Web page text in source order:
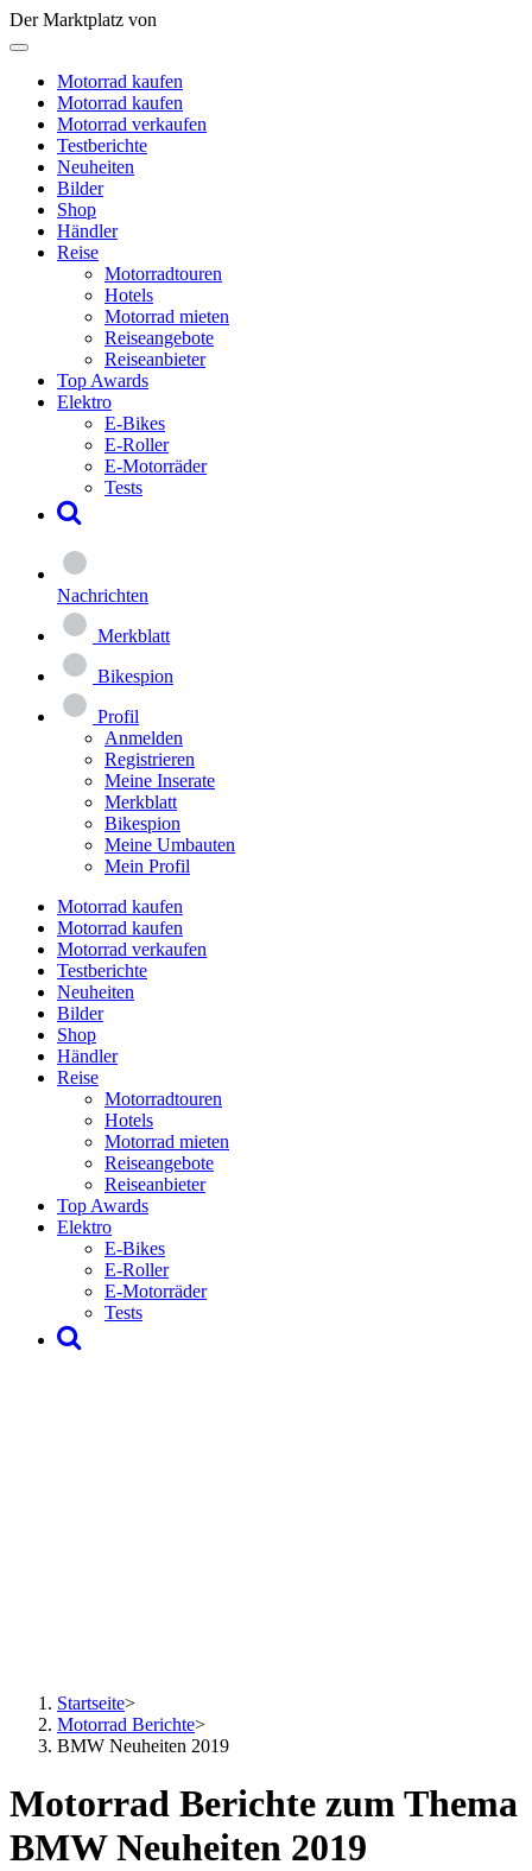
Der Marktplatz von
Motorrad kaufen
Motorrad kaufen
Motorrad verkaufen
Testberichte
Neuheiten
Bilder
Shop
Händler
Reise
Motorradtouren
Hotels
Motorrad mieten
Reiseangebote
Reiseanbieter
Top Awards
Elektro
E-Bikes
E-Roller
E-Motorräder
Tests
Nachrichten
Merkblatt
Bikespion
Profil
Anmelden
Registrieren
Meine Inserate
Merkblatt
Bikespion
Meine Umbauten
Mein Profil
Motorrad kaufen
Motorrad kaufen
Motorrad verkaufen
Testberichte
Neuheiten
Bilder
Shop
Händler
Reise
Motorradtouren
Hotels
Motorrad mieten
Reiseangebote
Reiseanbieter
Top Awards
Elektro
E-Bikes
E-Roller
E-Motorräder
Tests
Startseite>
Motorrad Berichte>
BMW Neuheiten 2019
Motorrad Berichte zum Thema
BMW Neuheiten 2019